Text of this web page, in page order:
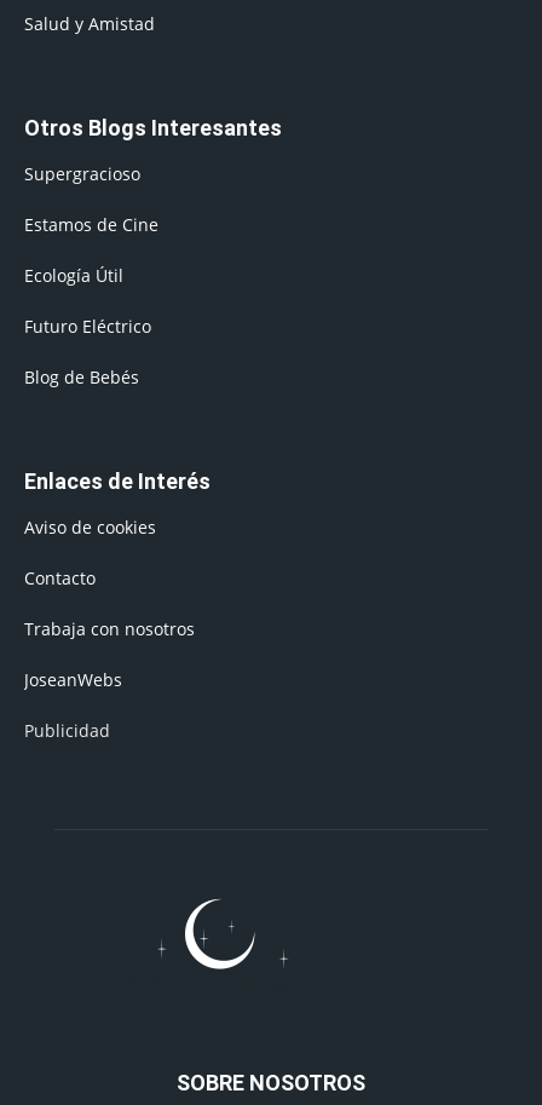
Salud y Amistad
Otros Blogs Interesantes
Supergracioso
Estamos de Cine
Ecología Útil
Futuro Eléctrico
Blog de Bebés
Enlaces de Interés
Aviso de cookies
Contacto
Trabaja con nosotros
JoseanWebs
Publicidad
SOBRE NOSOTROS